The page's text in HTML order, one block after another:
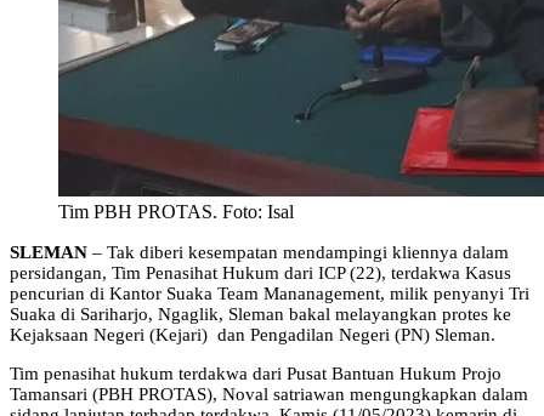
Tim PBH PROTAS. Foto: Isal
SLEMAN – Tak diberi kesempatan mendampingi kliennya dalam
persidangan, Tim Penasihat Hukum dari ICP (22), terdakwa Kasus
pencurian di Kantor Suaka Team Mananagement, milik penyanyi Tri
Suaka di Sariharjo, Ngaglik, Sleman bakal melayangkan protes ke
Kejaksaan Negeri (Kejari) dan Pengadilan Negeri (PN) Sleman.
Tim penasihat hukum terdakwa dari Pusat Bantuan Hukum Projo
Tamansari (PBH PROTAS), Noval satriawan mengungkapkan dalam